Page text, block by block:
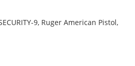
9, Ruger American Pistol,